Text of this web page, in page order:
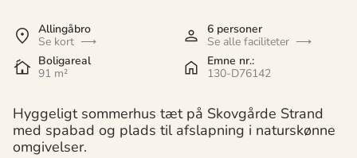
Allingåbro
Se kort
6 personer
Se alle faciliteter
Boligareal
91 m²
Emne nr.:
130-D76142
Hyggeligt sommerhus tæt på Skovgårde Strand
med spabad og plads til afslapning i naturskønne
omgivelser.